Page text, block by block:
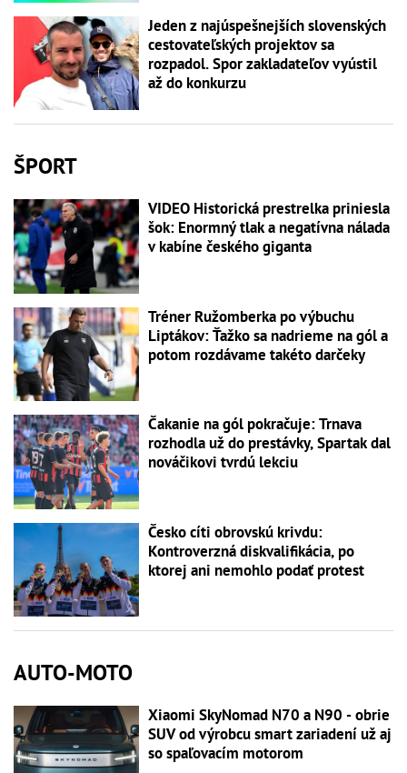
Jeden z najúspešnejších slovenských
cestovateľských projektov sa
rozpadol. Spor zakladateľov vyústil
až do konkurzu
ŠPORT
VIDEO Historická prestrelka priniesla
šok: Enormný tlak a negatívna nálada
v kabíne českého giganta
Tréner Ružomberka po výbuchu
Liptákov: Ťažko sa nadrieme na gól a
potom rozdávame takéto darčeky
Čakanie na gól pokračuje: Trnava
rozhodla už do prestávky, Spartak dal
nováčikovi tvrdú lekciu
Česko cíti obrovskú krivdu:
Kontroverzná diskvalifikácia, po
ktorej ani nemohlo podať protest
AUTO-MOTO
Xiaomi SkyNomad N70 a N90 - obrie
SUV od výrobcu smart zariadení už aj
so spaľovacím motorom